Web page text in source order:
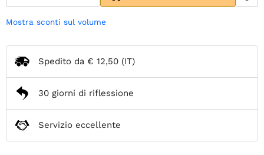
Mostra sconti sul volume
Spedito da € 12,50 (IT)
30 giorni di riflessione
Servizio eccellente